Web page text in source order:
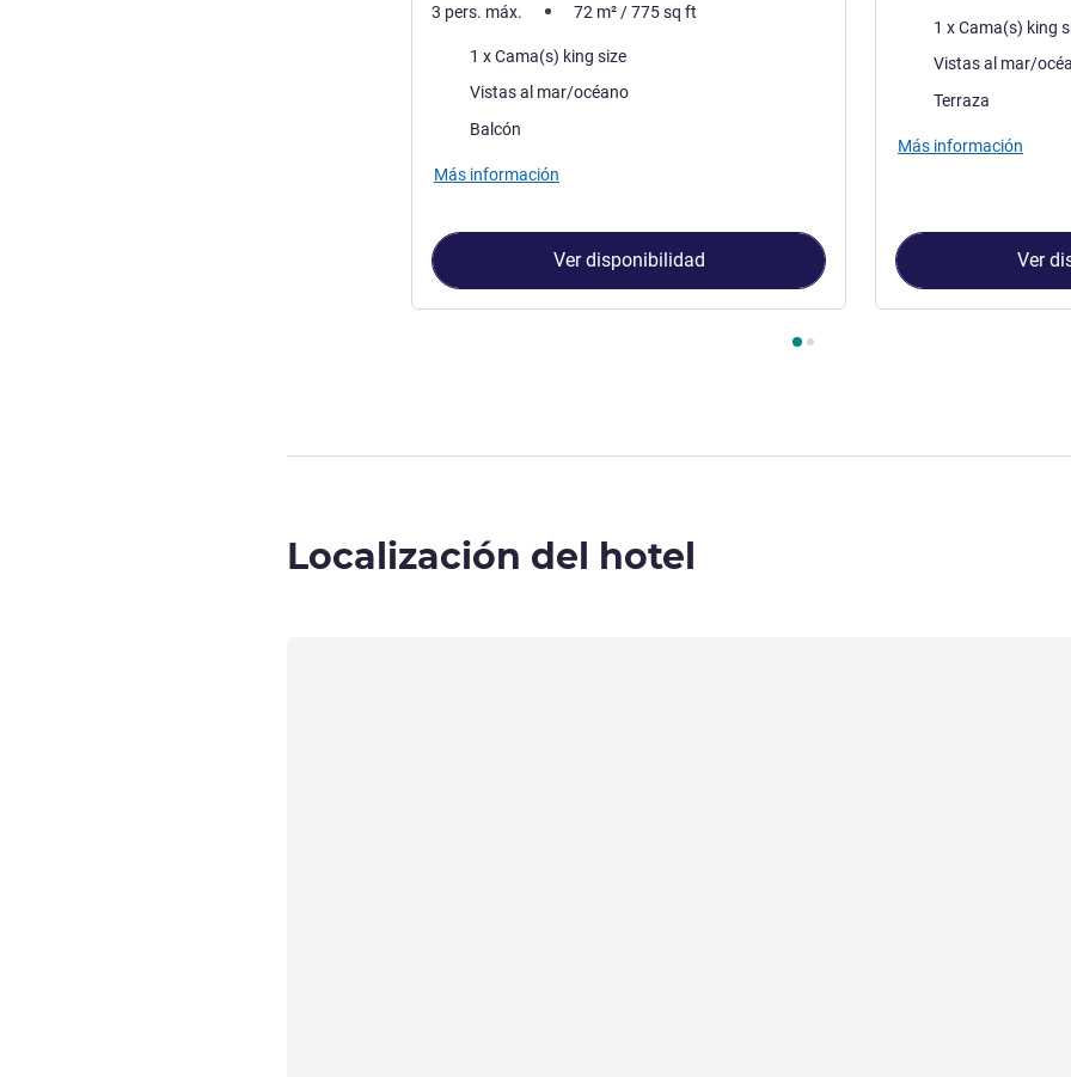
3 pers. máx. 72 m² /775sq ft
Ropa de cama
1 x Cama(s) king size
Views :Vistas al mar/océano
Assets :Balcón
Más información
Ver disponibilidad
Ropa de cama
1 x Cama(s) king
Views :Vistas al mar/
Assets :Terraza
Más información
Ver
Localización del hotel